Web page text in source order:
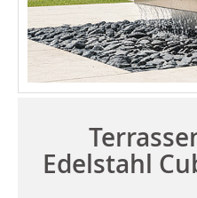
Edelstahl